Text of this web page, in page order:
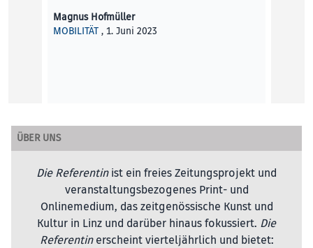
Magnus Hofmüller
MOBILITÄT , 1. Juni 2023
ÜBER UNS
Die Referentinist ein freies Zeitungsprojekt und
veranstaltungsbezogenes Print- und
Onlinemedium, das zeitgenössische Kunst und
Kultur in Linz und darüber hinaus fokussiert. Die
Referentinerscheint vierteljährlich und bietet: